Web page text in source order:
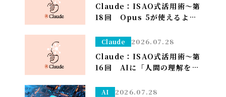
Claude：ISAO式活用術～第
18回 Opus 5が使えるよう
ので改めて使い分けを考え直
しました——「考える」だけ
Opus、「集める・手を動か
す」はSonnet～
Claude 2026.07.28
Claude：ISAO式活用術～第
16回 AIに「人間の理解を超
AI 2026.07.28